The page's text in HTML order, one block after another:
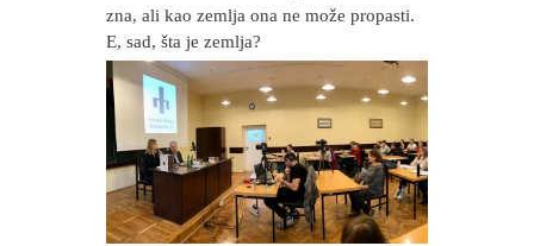
zna, ali kao zemlja ona ne može propasti.
E, sad, šta je zemlja?